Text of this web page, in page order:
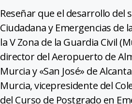
Reseñar que el desarrollo
Ciudadana y Emergencias de
la V Zona de la Guardia Civil
director del Aeropuerto de
Murcia y «San José» de
Murcia, vicepresidente del
del Curso de Postgrado en